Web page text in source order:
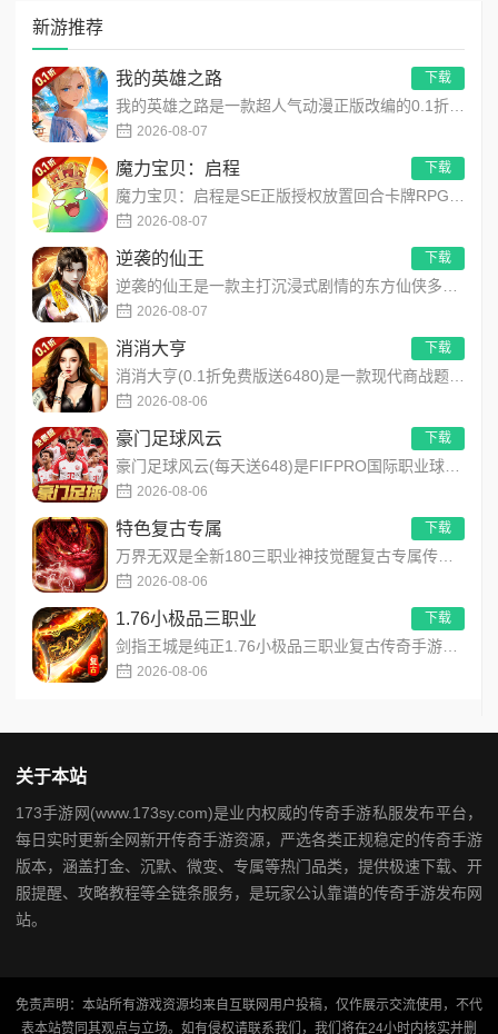
新游推荐
我的英雄之路
2026-08-07
下载
魔力宝贝：启程
2026-08-07
下载
逆袭的仙王
2026-08-07
下载
消消大亨
2026-08-06
下载
豪门足球风云
2026-08-06
下载
特色复古专属
2026-08-06
下载
1.76小极品三职业
2026-08-06
下载
关于本站
173手游网(www.173sy.com)是业内权威的传奇手游私服发布平台，
每日实时更新全网新开传奇手游资源，严选各类正规稳定的传奇手游
版本，涵盖打金、沉默、微变、专属等热门品类，提供极速下载、开
服提醒、攻略教程等全链条服务，是玩家公认靠谱的传奇手游发布网
站。
免责声明：本站所有游戏资源均来自互联网用户投稿，仅作展示交流使用，不代
表本站赞同其观点与立场。如有侵权请联系我们，我们将在24小时内核实并删